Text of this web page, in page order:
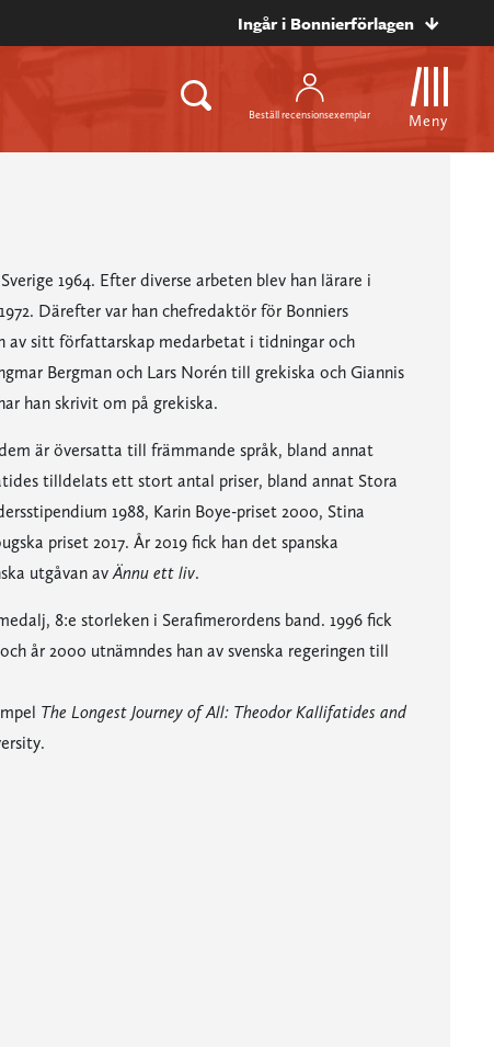
Ingår i Bonnierförlagen
Beställ recensionsexemplar Meny
1964. Efter diverse arbeten blev han lärare i
Därefter var han chefredaktör för Bonniers
av sitt författarskap medarbetat i tidningar och
Bergman och Lars Norén till grekiska och Giannis
han skrivit om på grekiska.
är översatta till främmande språk, bland annat
tilldelats ett stort antal priser, bland annat Stora
1988, Karin Boye-priset 2000, Stina
priset 2017. År 2019 fick han det spanska
utgåvan avÄnnu ett liv.
8:e storleken i Serafimerordens band. 1996 fick
år 2000 utnämndes han av svenska regeringen till
The Longest Journey of All: Theodor Kallifatides and